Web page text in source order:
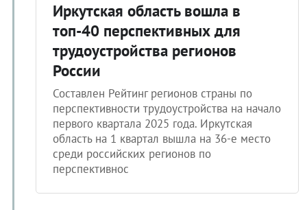
Иркутская область вошла в
топ-40 перспективных для
трудоустройства регионов
России
Составлен Рейтинг регионов страны по
перспективности трудоустройства на начало
первого квартала 2025 года. Иркутская
область на 1 квартал вышла на 36-е место
среди российских регионов по
перспективнос